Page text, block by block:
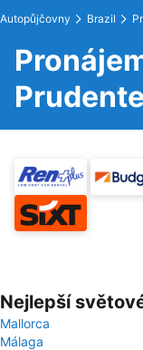
Autopůjčovny Brazil
Prudente
Nejlepší
Mallorca
Málaga